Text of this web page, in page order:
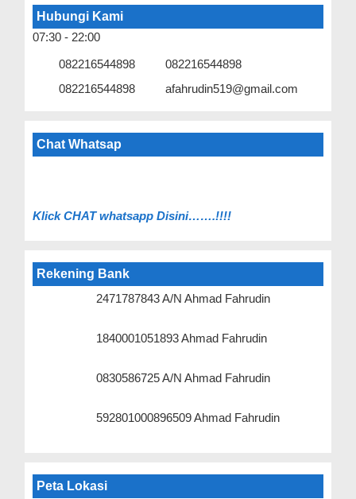
Hubungi Kami
07:30 - 22:00
082216544898
082216544898
082216544898
afahrudin519@gmail.com
Chat Whatsap
Klick CHAT whatsapp Disini…….!!!!
Rekening Bank
2471787843 A/N Ahmad Fahrudin
1840001051893 Ahmad Fahrudin
0830586725 A/N Ahmad Fahrudin
592801000896509 Ahmad Fahrudin
Peta Lokasi